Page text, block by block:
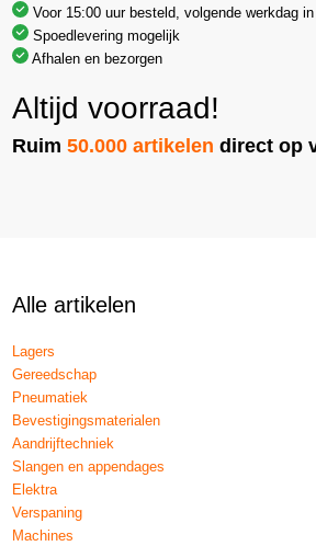
Voor 15:00 uur besteld, volgende werkdag
Spoedlevering mogelijk
Afhalen en bezorgen
Altijd voorraad!
Ruim50.000 artikelen direct op
Alle artikelen
Lagers
Gereedschap
Pneumatiek
Bevestigingsmaterialen
Aandrijftechniek
Slangen en appendages
Elektra
Verspaning
Machines